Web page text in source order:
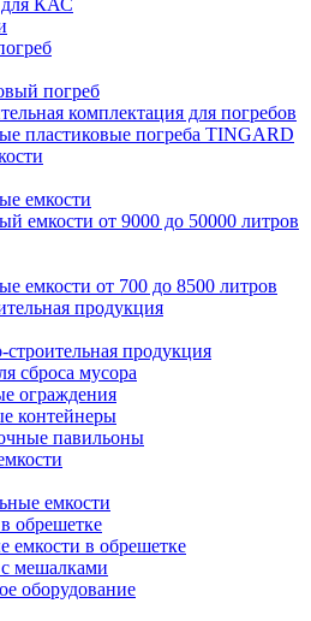
для КАС
погреб
комплектация для погребов
пластиковые погреба TINGARD
емкости
емкости от 9000 до 50000 литров
емкости от 700 до 8500 литров
продукция
продукция
сброса мусора
ограждения
контейнеры
павильоны
емкости
обрешетке
емкости в обрешетке
мешалками
оборудование